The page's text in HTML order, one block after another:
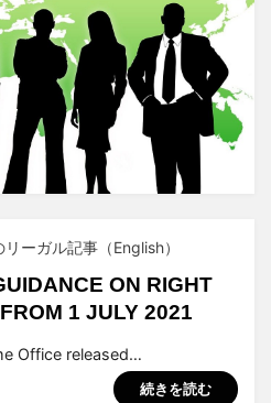
ーガル記事（English）
ON RIGHT
1 JULY 2021
Office released…
続きを読む